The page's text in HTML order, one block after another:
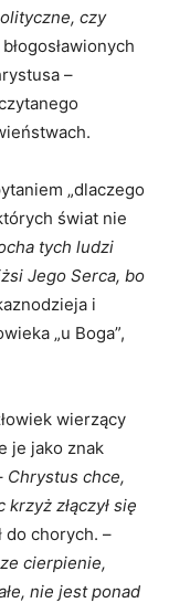
czy
–
„dlaczego
świat nie
tych ludzi
Jego Serca, bo
i
„u Boga”,
wierzący
je jako znak
Chrystus chce,
złączył się
do chorych. –
cierpienie,
nie jest ponad